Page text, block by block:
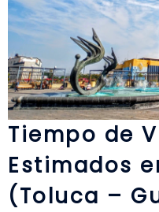
Tiempo de
Estimados
(Toluca –